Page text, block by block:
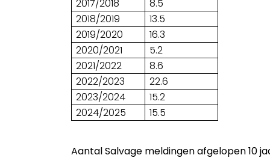
2017/2018
8.5
2018/2019
13.5
2019/2020
16.3
2020/2021
5.2
2021/2022
8.6
2022/2023
22.6
2023/2024
15.2
2024/2025
15.5
Aantal Salvage meldingen afgelopen 10